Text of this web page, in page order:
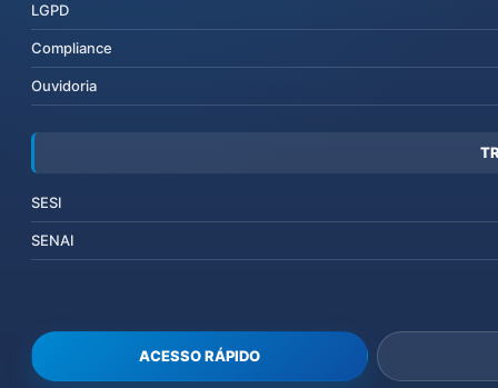
LGPD
Compliance
Ouvidoria
SESI
SENAI
ACESSO RÁPIDO